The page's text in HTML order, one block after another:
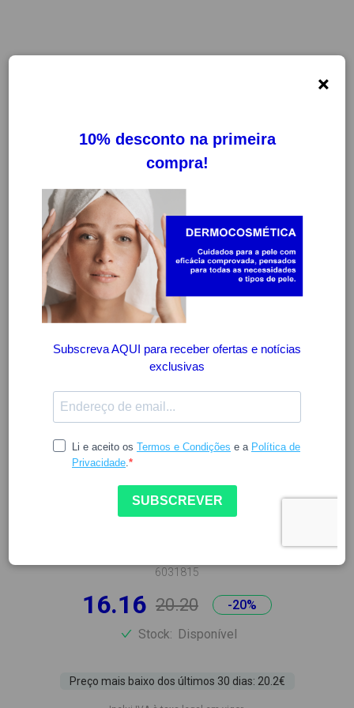
CERAVE CREME LIMPEZA
HIDRATANTE 1000ML
6031815
16.16 20.20
-20%
Stock: Disponível
Preço mais baixo dos últimos 30 dias: 20.2€
×